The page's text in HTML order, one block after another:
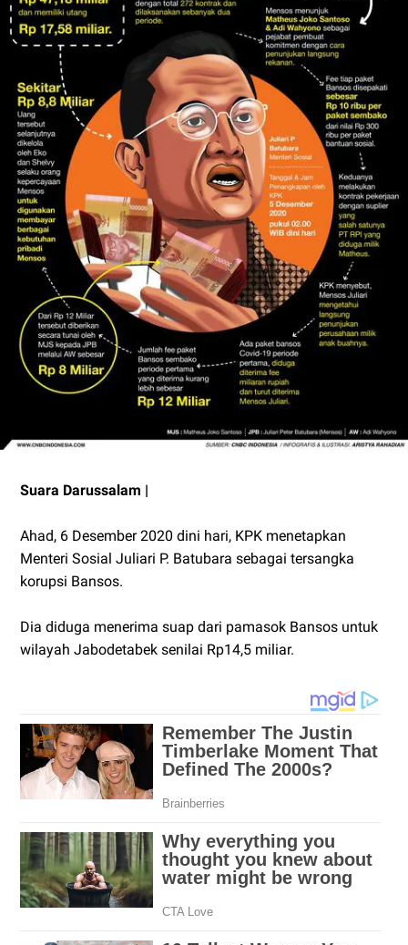
Suara Darussalam |
Ahad, 6 Desember 2020 dini hari, KPK menetapkan
Menteri Sosial Juliari P. Batubara sebagai tersangka
korupsi Bansos.
Dia diduga menerima suap dari pamasok Bansos untuk
wilayah Jabodetabek senilai Rp14,5 miliar.